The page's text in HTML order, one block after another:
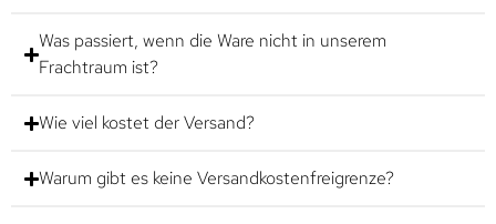
Was passiert, wenn die Ware nicht in unserem
Frachtraum ist?
Wie viel kostet der Versand?
Warum gibt es keine Versandkostenfreigrenze?